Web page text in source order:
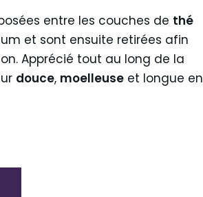
entre les couches de thé
et sont ensuite retirées afin
Apprécié tout au long de la
douce, moelleuse et longue en